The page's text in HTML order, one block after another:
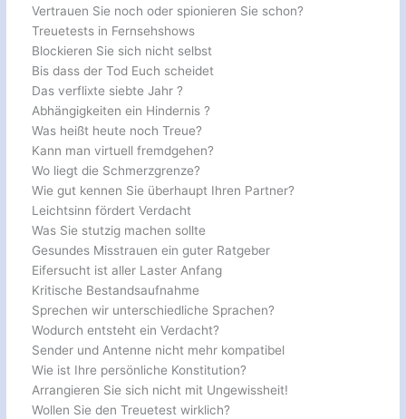
Vertrauen Sie noch oder spionieren Sie schon?
Treuetests in Fernsehshows
Blockieren Sie sich nicht selbst
Bis dass der Tod Euch scheidet
Das verflixte siebte Jahr ?
Abhängigkeiten ein Hindernis ?
Was heißt heute noch Treue?
Kann man virtuell fremdgehen?
Wo liegt die Schmerzgrenze?
Wie gut kennen Sie überhaupt Ihren Partner?
Leichtsinn fördert Verdacht
Was Sie stutzig machen sollte
Gesundes Misstrauen ein guter Ratgeber
Eifersucht ist aller Laster Anfang
Kritische Bestandsaufnahme
Sprechen wir unterschiedliche Sprachen?
Wodurch entsteht ein Verdacht?
Sender und Antenne nicht mehr kompatibel
Wie ist Ihre persönliche Konstitution?
Arrangieren Sie sich nicht mit Ungewissheit!
Wollen Sie den Treuetest wirklich?